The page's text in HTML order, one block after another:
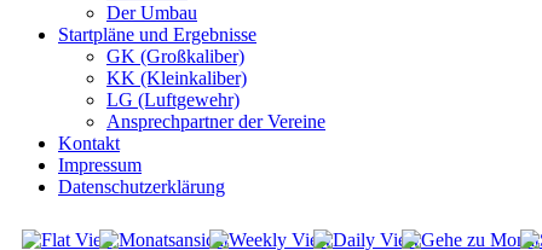
Der Umbau
Startpläne und Ergebnisse
GK (Großkaliber)
KK (Kleinkaliber)
LG (Luftgewehr)
Ansprechpartner der Vereine
Kontakt
Impressum
Datenschutzerklärung